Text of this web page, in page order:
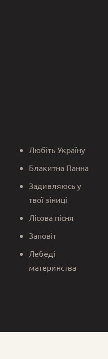
Любіть Україну
Блакитна Панна
Задивляюсь у
твої зіниці
Лісова пісня
Заповіт
Лебеді
материнства